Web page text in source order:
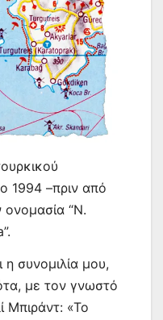
1994 –πριν από
ονομασία “N.
συνομιλία μου,
με τον γνωστό
Μπιράντ: «Το